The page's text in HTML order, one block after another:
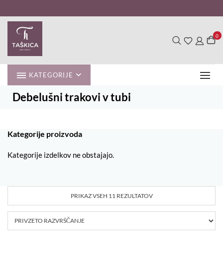
to
content
0
KATEGORIJE
Debelušni trakovi v tubi
Kategorije proizvoda
Kategorije izdelkov ne obstajajo.
PRIKAZ VSEH 11 REZULTATOV